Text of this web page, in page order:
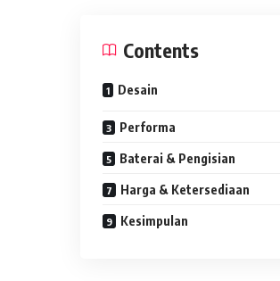
Contents
Desain
Performa
Baterai & Pengisian
Harga & Ketersediaan
Kesimpulan